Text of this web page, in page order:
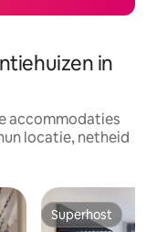
in
accommodaties
locatie, netheid
Superhost
Superhost